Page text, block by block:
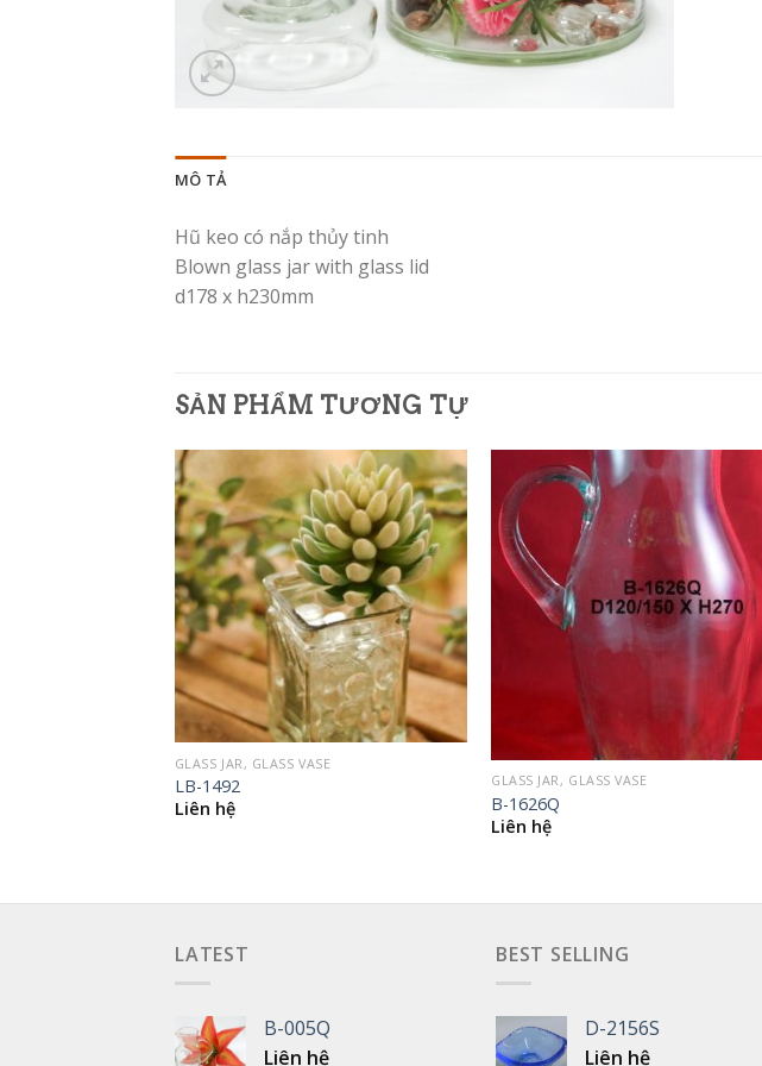
MÔ TẢ
Hũ keo có nắp thủy tinh
Blown glass jar with glass lid
d178 x h230mm
SẢN PHẨM TƯƠNG TỰ
GLASS JAR, GLASS VASE
LB-1492
Liên hệ
GLASS JAR, GLASS VASE
B-1626Q
Liên hệ
LATEST
B-005Q
Liên hệ
BEST SELLING
D-2156S
Liên hệ